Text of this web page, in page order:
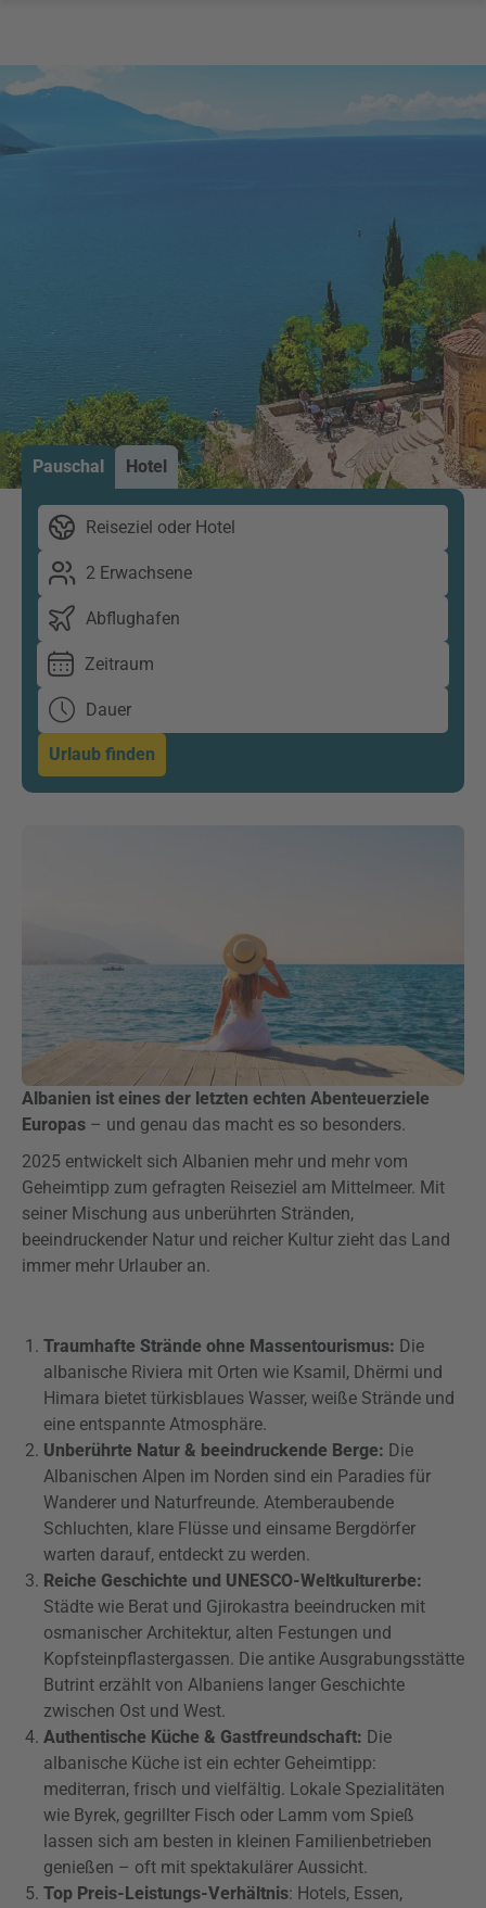
Pauschal Hotel
Reiseziel oder Hotel
2 Erwachsene
Abflughafen
Zeitraum
Dauer
Urlaub finden
Albanien ist eines der letzten echten Abenteuerziele
Europas – und genau das macht es so besonders.
2025 entwickelt sich Albanien mehr und mehr vom
Geheimtipp zum gefragten Reiseziel am Mittelmeer. Mit
seiner Mischung aus unberührten Stränden,
beeindruckender Natur und reicher Kultur zieht das Land
immer mehr Urlauber an.
Traumhafte Strände ohne Massentourismus: Die
albanische Riviera mit Orten wie Ksamil, Dhërmi und
Himara bietet türkisblaues Wasser, weiße Strände und
eine entspannte Atmosphäre.
Unberührte Natur & beeindruckende Berge: Die
Albanischen Alpen im Norden sind ein Paradies für
Wanderer und Naturfreunde. Atemberaubende
Schluchten, klare Flüsse und einsame Bergdörfer
warten darauf, entdeckt zu werden.
Reiche Geschichte und UNESCO-Weltkulturerbe:
Städte wie Berat und Gjirokastra beeindrucken mit
osmanischer Architektur, alten Festungen und
Kopfsteinpflastergassen. Die antike Ausgrabungsstätte
Butrint erzählt von Albaniens langer Geschichte
zwischen Ost und West.
Authentische Küche & Gastfreundschaft: Die
albanische Küche ist ein echter Geheimtipp:
mediterran, frisch und vielfältig. Lokale Spezialitäten
wie Byrek, gegrillter Fisch oder Lamm vom Spieß
lassen sich am besten in kleinen Familienbetrieben
genießen – oft mit spektakulärer Aussicht.
Top Preis-Leistungs-Verhältnis: Hotels, Essen,